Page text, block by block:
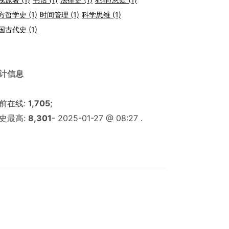
哲学史 (1) 时间管理 (1) 科学思维(1)
古代史 (1)
信息
在线: 1,705;
最高: 8,301- 2025-01-27 @ 08:27 .